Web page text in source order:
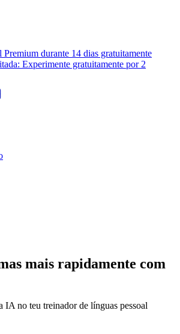
durante 14 dias gratuitamente
Experimente gratuitamente por 2
mais rapidamente com
IA no teu treinador de línguas pessoal